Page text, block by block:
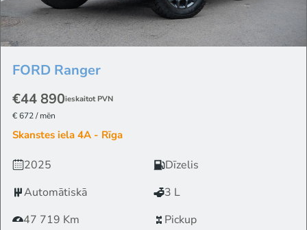
FORD Ranger
€44 890ieskaitot PVN
€ 672 / mēn
Skanstes iela 4A - Rīga
2025
Dīzelis
Automātiskā
3 L
47 719 Km
Pickup